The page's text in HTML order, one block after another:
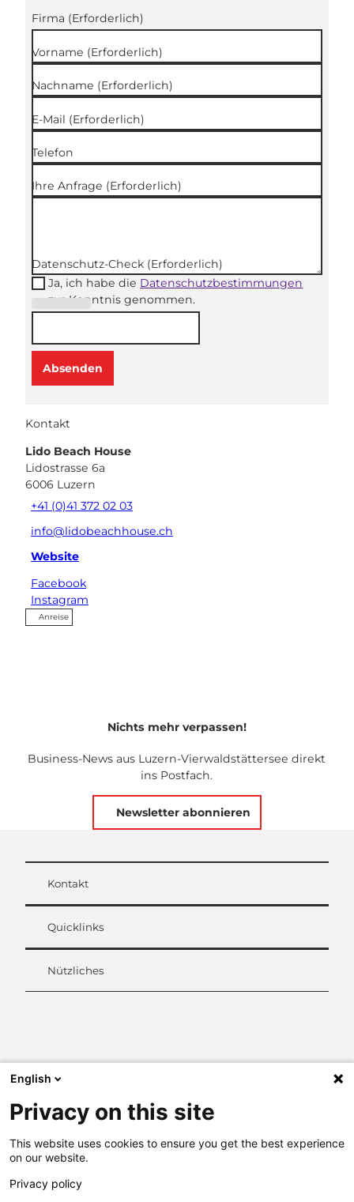
Firma (Erforderlich)
Vorname (Erforderlich)
Nachname (Erforderlich)
E-Mail (Erforderlich)
Telefon
Ihre Anfrage (Erforderlich)
Datenschutz-Check (Erforderlich)
Ja, ich habe die Datenschutzbestimmungen
zur Kenntnis genommen.
Absenden
Kontakt
Lido Beach House
Lidostrasse 6a
6006 Luzern
+41 (0)41 372 02 03
info@lidobeachhouse.ch
Website
Facebook
Instagram
Anreise
Nichts mehr verpassen!
Business-News aus Luzern-Vierwaldstättersee direkt
ins Postfach.
Newsletter abonnieren
Kontakt
Quicklinks
Nützliches
d
I
English
Privacy on this site
This website uses cookies to ensure you get the best experience
on our website.
Privacy policy